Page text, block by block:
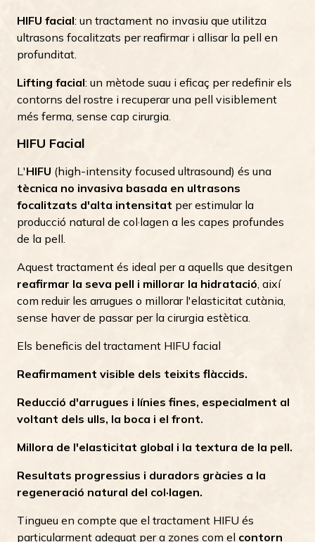
HIFU facial: un tractament no invasiu que utilitza
ultrasons focalitzats per reafirmar i allisar la pell en
profunditat.
Lifting facial: un mètode suau i eficaç per redefinir els
contorns del rostre i recuperar una pell visiblement
més ferma, sense cap cirurgia.
HIFU Facial
L'HIFU (high-intensity focused ultrasound) és una
tècnica no invasiva basada en ultrasons
focalitzats d'alta intensitat per estimular la
producció natural de col·lagen a les capes profundes
de la pell.
Aquest tractament és ideal per a aquells que desitgen
reafirmar la seva pell i millorar la hidratació , així
com reduir les arrugues o millorar l'elasticitat cutània,
sense haver de passar per la cirurgia estètica.
Els beneficis del tractament HIFU facial
Reafirmament visible dels teixits flàccids.
Reducció d'arrugues i línies fines, especialment al
voltant dels ulls, la boca i el front.
Millora de l'elasticitat global i la textura de la pell.
Resultats progressius i duradors gràcies a la
regeneració natural del col·lagen.
Tingueu en compte que el tractament HIFU és
particularment adequat per a zones com el contorn